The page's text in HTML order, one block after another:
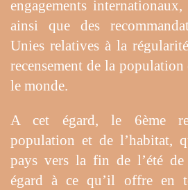
engagements
ainsi que des
Unies relatives à la
recensement de la population
le monde.
A cet égard, le 6ème
population et de l’habitat,
pays vers la fin de l’été de
égard à ce qu’il offre en